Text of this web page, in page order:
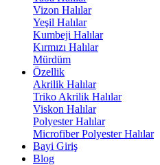
Vizon Halılar
Yeşil Halılar
Kumbeji Halılar
Kırmızı Halılar
Mürdüm
Özellik
Akrilik Halılar
Triko Akrilik Halılar
Viskon Halılar
Polyester Halılar
Microfiber Polyester Halılar
Bayi Giriş
Blog